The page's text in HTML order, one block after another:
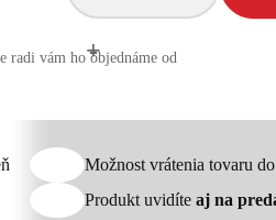
-
+
radi vám ho objednáme od
Možnost vrátenia tovaru
Produkt uvidíte aj na